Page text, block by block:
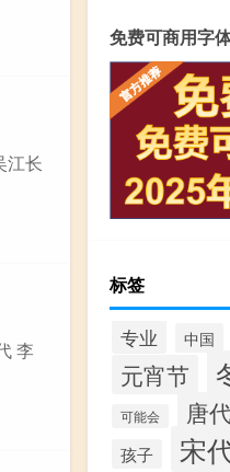
江长
李
免费可商用字
标签
专业 中国
元宵节
可能会 唐
孩子
宋